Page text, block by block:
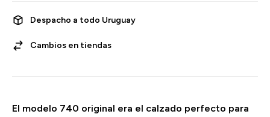
Despacho a todo Uruguay
Cambios en tiendas
El modelo 740 original era el calzado perfecto para